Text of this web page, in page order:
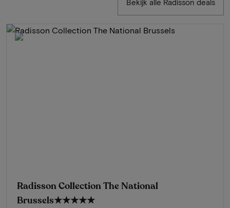
Bekijk alle Radisson deals
Radisson Collection The National
Brussels★★★★★